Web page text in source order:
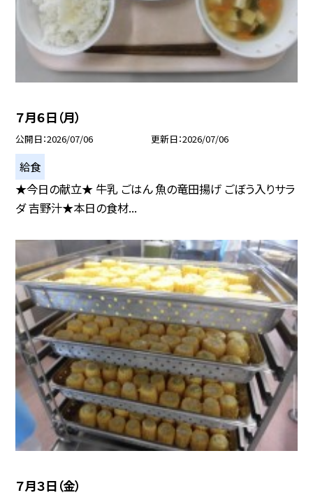
７月６日（月）
公開日 2026/07/06 更新日 2026/07/06
給食
★今日の献立★ 牛乳 ごはん 魚の竜田揚げ ごぼう入りサラ
ダ 吉野汁★本日の食材...
７月３日（金）